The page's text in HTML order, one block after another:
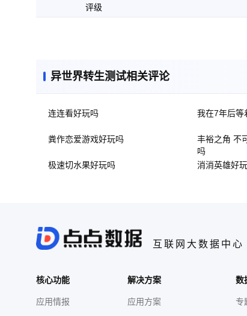
评级
异世界转生测试相关评论
连连看好玩吗 我在7年后等
粪作恋爱游戏好玩吗
丰裕之角 不
吗
极速切水果好玩吗 消消英雄好
互联网大数据中心
核心功能
应用情报
解决方案
应用方案
数
专